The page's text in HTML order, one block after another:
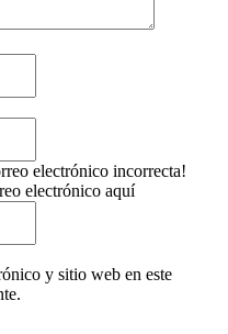
electrónico incorrecta!
electrónico aquí
y sitio web en este